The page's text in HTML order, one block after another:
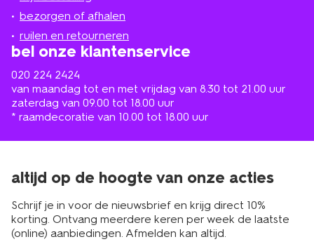
bezorgen of afhalen
ruilen en retourneren
bel onze klantenservice
020 224 2424
van maandag tot en met vrijdag van 8.30 tot 21.00 uur
zaterdag van 09.00 tot 18.00 uur
* raamdecoratie van 10.00 tot 18.00 uur
de
buurt
altijd op de hoogte van onze acties
Schrijf je in voor de nieuwsbrief en krijg direct 10%
korting. Ontvang meerdere keren per week de laatste
(online) aanbiedingen. Afmelden kan altijd.